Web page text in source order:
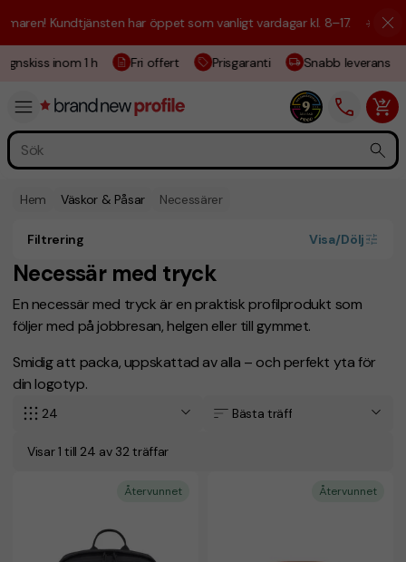
Kundtjänsten har öppet som vanligt vardagar kl. 8–17. ☀️ Vi är här
inom 1 h Fri offert Prisgaranti Snabb leverans
Hem Väskor & Påsar Necessärer
Necessär med tryck
En necessär med tryck är en praktisk profilprodukt som
följer med på jobbresan, helgen eller till gymmet.
Smidig att packa, uppskattad av alla – och perfekt yta för
din logotyp.
Filtrering Visa/Dölj
Visar 1 till 24 av 32 träffar
24 Bästa träff
Återvunnet Återvunnet